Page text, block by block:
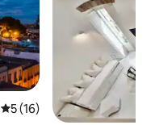
Keskimääräinen arvio 5/5,
5 (16)